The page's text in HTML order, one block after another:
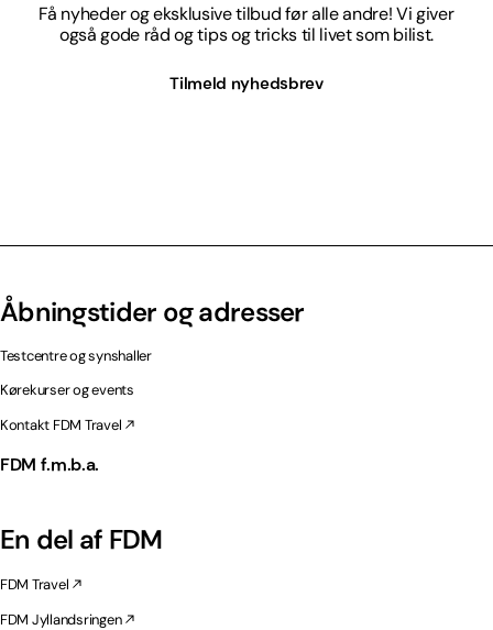
Få nyheder og eksklusive tilbud før alle andre! Vi giver
også gode råd og tips og tricks til livet som bilist.
Tilmeld nyhedsbrev
Åbningstider og adresser
Testcentre og synshaller
Kørekurser og events
Kontakt FDM Travel
FDM f.m.b.a.
En del af FDM
FDM Travel
FDM Jyllandsringen